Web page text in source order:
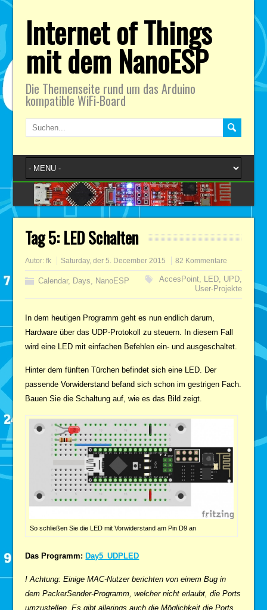
Internet of Things
mit dem NanoESP
Die Themenseite rund um das Arduino
kompatible WiFi-Board
Tag 5: LED Schalten
Autor:fk Saturday, der 5. December 2015 82 Kommentare
Calendar, Days NanoESP AccesPoint, LED, UPD,
User-Projekte
In dem heutigen Programm geht es nun endlich darum,
Hardware über das UDP-Protokoll zu steuern. In diesem Fall
wird eine LED mit einfachen Befehlen ein- und ausgeschaltet.
Hinter dem fünften Türchen befindet sich eine LED. Der
passende Vorwiderstand befand sich schon im gestrigen Fach.
Bauen Sie die Schaltung auf, wie es das Bild zeigt.
So schließen Sie die LED mit Vorwiderstand am Pin D9 an
Das Programm:Day5_UDPLED
! Achtung: Einige MAC-Nutzer berichten von einem Bug in
dem PackerSender-Programm, welcher nicht erlaubt, die Ports
umzustellen. Es gibt allerings auch die Möglichkeit die Ports